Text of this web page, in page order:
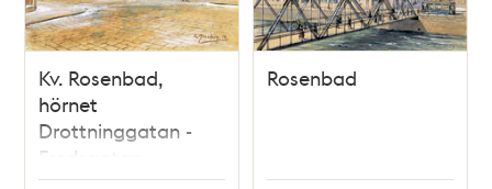
Kv. Rosenbad,
hörnet
Drottninggatan -
Fredsgatan
Rosenbad